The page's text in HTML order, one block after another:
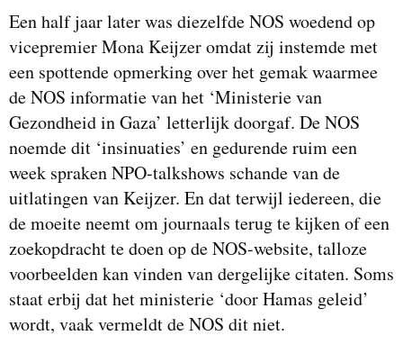
Een half jaar later was diezelfde NOS woedend op
vicepremier Mona Keijzer omdat zij instemde met
een spottende opmerking over het gemak waarmee
de NOS informatie van het ‘Ministerie van
Gezondheid in Gaza’ letterlijk doorgaf. De NOS
noemde dit ‘insinuaties’ en gedurende ruim een
week spraken NPO-talkshows schande van de
uitlatingen van Keijzer. En dat terwijl iedereen, die
de moeite neemt om journaals terug te kijken of een
zoekopdracht te doen op de NOS-website, talloze
voorbeelden kan vinden van dergelijke citaten. Soms
staat erbij dat het ministerie ‘door Hamas geleid’
wordt, vaak vermeldt de NOS dit niet.